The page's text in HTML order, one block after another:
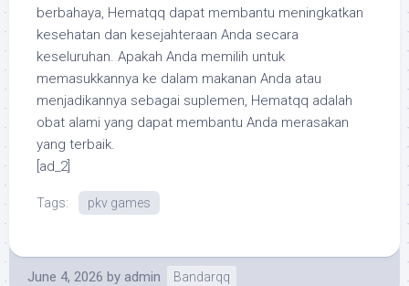
berbahaya, Hematqq dapat membantu meningkatkan
kesehatan dan kesejahteraan Anda secara
keseluruhan. Apakah Anda memilih untuk
memasukkannya ke dalam makanan Anda atau
menjadikannya sebagai suplemen, Hematqq adalah
obat alami yang dapat membantu Anda merasakan
yang terbaik.
[ad_2]
Tags: pkv games
June 4, 2026 by admin Bandarqq